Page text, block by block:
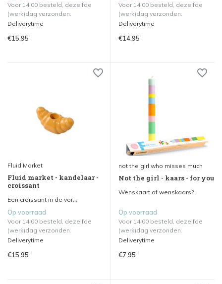
Voor 14.00 besteld, dezelfde
(werk)dag verzonden.
Deliverytime
€15,95
Voor 14.00 besteld, dezelfde
(werk)dag verzonden.
Deliverytime
€14,95
Fluid Market
Fluid market - kandelaar -
croissant
Een croissant in de vor...
Op voorraad
Voor 14.00 besteld, dezelfde
(werk)dag verzonden.
Deliverytime
€15,95
not the girl who misses much
Not the girl - kaars - for you
Wenskaart of wenskaars?...
Op voorraad
Voor 14.00 besteld, dezelfde
(werk)dag verzonden.
Deliverytime
€7,95